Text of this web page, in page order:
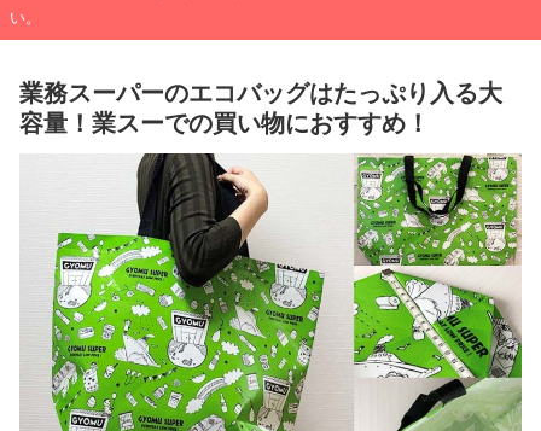
い。
業務スーパーのエコバッグはたっぷり入る大
容量！業スーでの買い物におすすめ！